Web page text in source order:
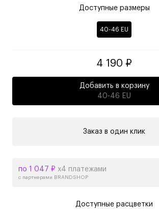
Доступные размеры
40-46 EU
4 190 ₽
Добавить в корзину
40-46 EU
Заказ в один клик
по 1 047 ₽ х4 платежами
с партнерами BRANDSHOP
Доступные расцветки